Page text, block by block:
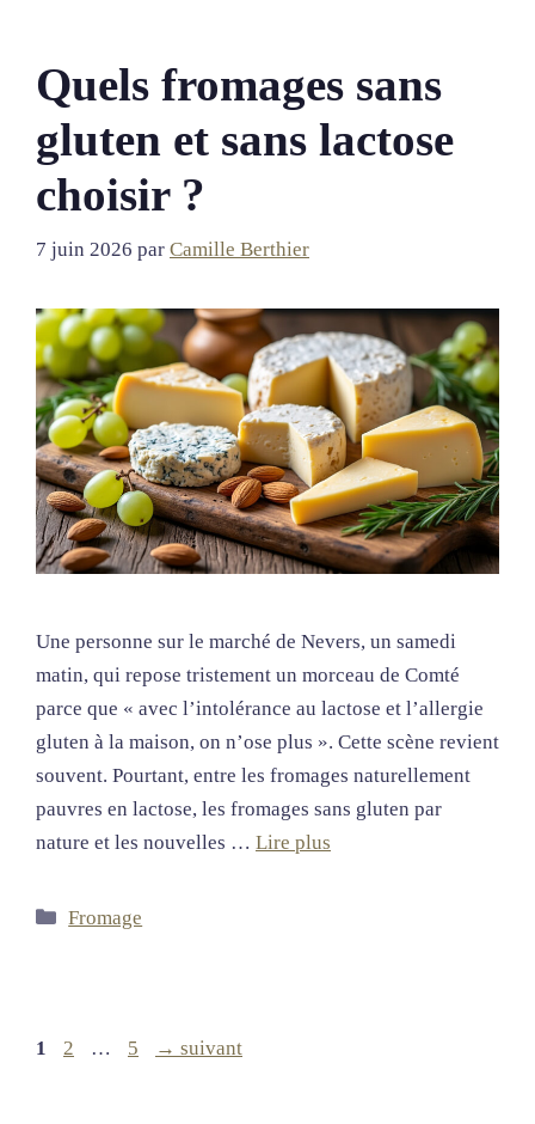
Quels fromages sans
gluten et sans lactose
choisir ?
7 juin 2026 par Camille Berthier
Une personne sur le marché de Nevers, un samedi
matin, qui repose tristement un morceau de Comté
parce que « avec l’intolérance au lactose et l’allergie
gluten à la maison, on n’ose plus ». Cette scène revient
souvent. Pourtant, entre les fromages naturellement
pauvres en lactose, les fromages sans gluten par
nature et les nouvelles … Lire plus
Catégories
Fromage
Page
1 Page
2 … Page
5 → suivant